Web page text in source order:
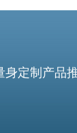
身定制产品